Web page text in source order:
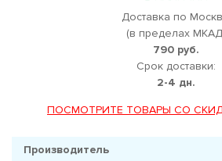
Доставка по
(в пределах
790 руб.
Срок доставки:
2-4 дн.
ПОСМОТРИТЕ ТОВАРЫ СО
Производитель